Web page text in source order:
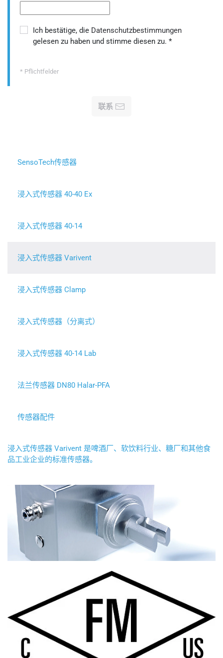
Ich bestätige, die Datenschutzbestimmungen
gelesen zu haben und stimme diesen zu. *
* Pflichtfelder
联系
SensoTech传感器
浸入式传感器 40-40 Ex
浸入式传感器 40-14
浸入式传感器 Varivent
浸入式传感器 Clamp
浸入式传感器（分离式）
浸入式传感器 40-14 Lab
法兰传感器 DN80 Halar-PFA
传感器配件
浸入式传感器 Varivent 是啤酒厂、软饮料行业、糖厂和其他食
品工业企业的标准传感器。